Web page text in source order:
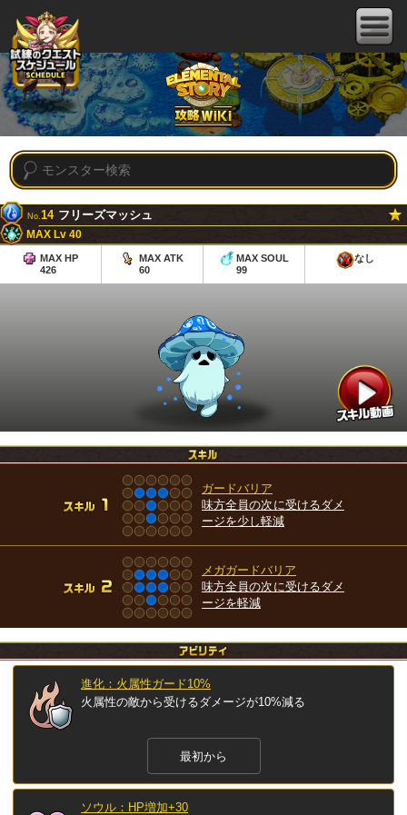
No.14 フリーズマッシュ
MAX Lv 40
MAX HP
426
MAX ATK
60
MAX SOUL
99
なし
ガードバリア
味方全員の次に受けるダメ
ージを少し軽減
メガガードバリア
味方全員の次に受けるダメ
ージを軽減
進化：火属性ガード10%
火属性の敵から受けるダメージが10%減る
最初から
ソウル：HP増加+30